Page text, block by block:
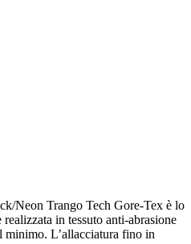
Neon Trango Tech Gore-Tex è lo
in tessuto anti-abrasione
minimo. L’allacciatura fino in